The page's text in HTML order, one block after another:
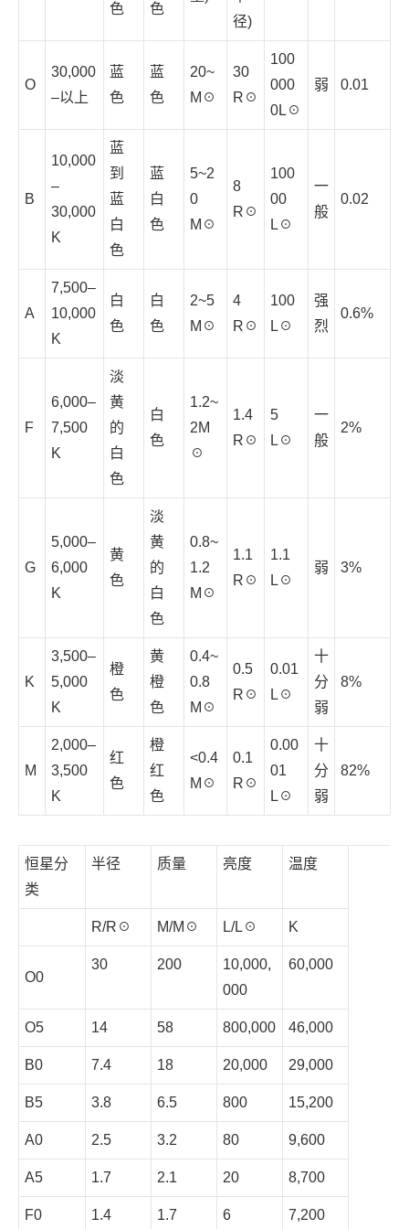
色 色
径)
O
30,000
–以上
蓝
色
蓝
色
20~
M☉
30
R☉
100
000
0L☉
弱 0.01
B
10,000
–
30,000
K
蓝
到
蓝
白
色
蓝
白
色
5~2
0
M☉
8
R☉
100
00
L☉
一
般
0.02
A
7,500–
10,000
K
白
色
白
色
2~5
M☉
4
R☉
100
L☉
强
烈
0.6%
F
6,000–
7,500
K
淡
黄
的
白
色
白
色
1.2~
2M
☉
1.4
R☉
5
L☉
一
般
2%
G
5,000–
6,000
K
黄
色
淡
黄
的
白
色
0.8~
1.2
M☉
1.1
R☉
1.1
L☉
弱 3%
K
3,500–
5,000
K
橙
色
黄
橙
色
0.4~
0.8
M☉
0.5
R☉
0.01
L☉
十
分
弱
8%
M
2,000–
3,500
K
红
色
橙
红
色
<0.4
M☉
0.1
R☉
0.00
01
L☉
十
分
弱
82%
恒星分
类
半径 质量 亮度 温度
R/R☉ M/M☉ L/L☉ K
O0
30 200
10,000,
000
60,000
O5 14 58 800,000 46,000
B0 7.4 18 20,000 29,000
B5 3.8 6.5 800 15,200
A0 2.5 3.2 80 9,600
A5 1.7 2.1 20 8,700
F0 1.4 1.7 6 7,200